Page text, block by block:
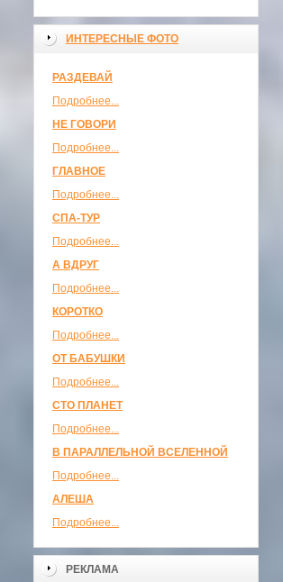
ИНТЕРЕСНЫЕ ФОТО
РАЗДЕВАЙ
Подробнее...
НЕ ГОВОРИ
Подробнее...
ГЛАВНОЕ
Подробнее...
СПА-ТУР
Подробнее...
А ВДРУГ
Подробнее...
КОРОТКО
Подробнее...
ОТ БАБУШКИ
Подробнее...
СТО ПЛАНЕТ
Подробнее...
В ПАРАЛЛЕЛЬНОЙ ВСЕЛЕННОЙ
Подробнее...
АЛЕША
Подробнее...
РЕКЛАМА